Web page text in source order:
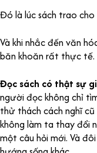
Đó là lúc sách trao
Và khi nhắc đến văn
băn khoăn rất thực tế.
Đọc sách có thật sự
người đọc không chỉ
thử thách cách nghĩ
không làm ta thay đổi
một câu hỏi mới. Và